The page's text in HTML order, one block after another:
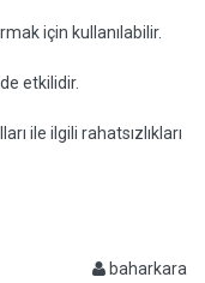
için kullanılabilir.
etkilidir.
ile ilgili rahatsızlıkları
baharkara